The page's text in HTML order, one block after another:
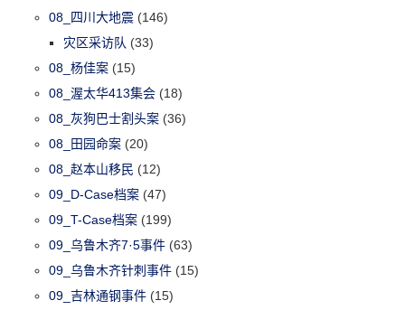
08_四川大地震 (146)
灾区采访队 (33)
08_杨佳案 (15)
08_渥太华413集会 (18)
08_灰狗巴士割头案 (36)
08_田园命案 (20)
08_赵本山移民 (12)
09_D-Case档案 (47)
09_T-Case档案 (199)
09_乌鲁木齐7·5事件 (63)
09_乌鲁木齐针刺事件 (15)
09_吉林通钢事件 (15)